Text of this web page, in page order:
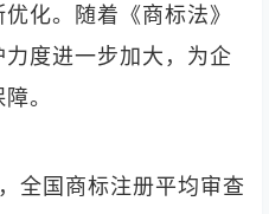
化。随着《商标法》
度进一步加大，为企
。
全国商标注册平均审查